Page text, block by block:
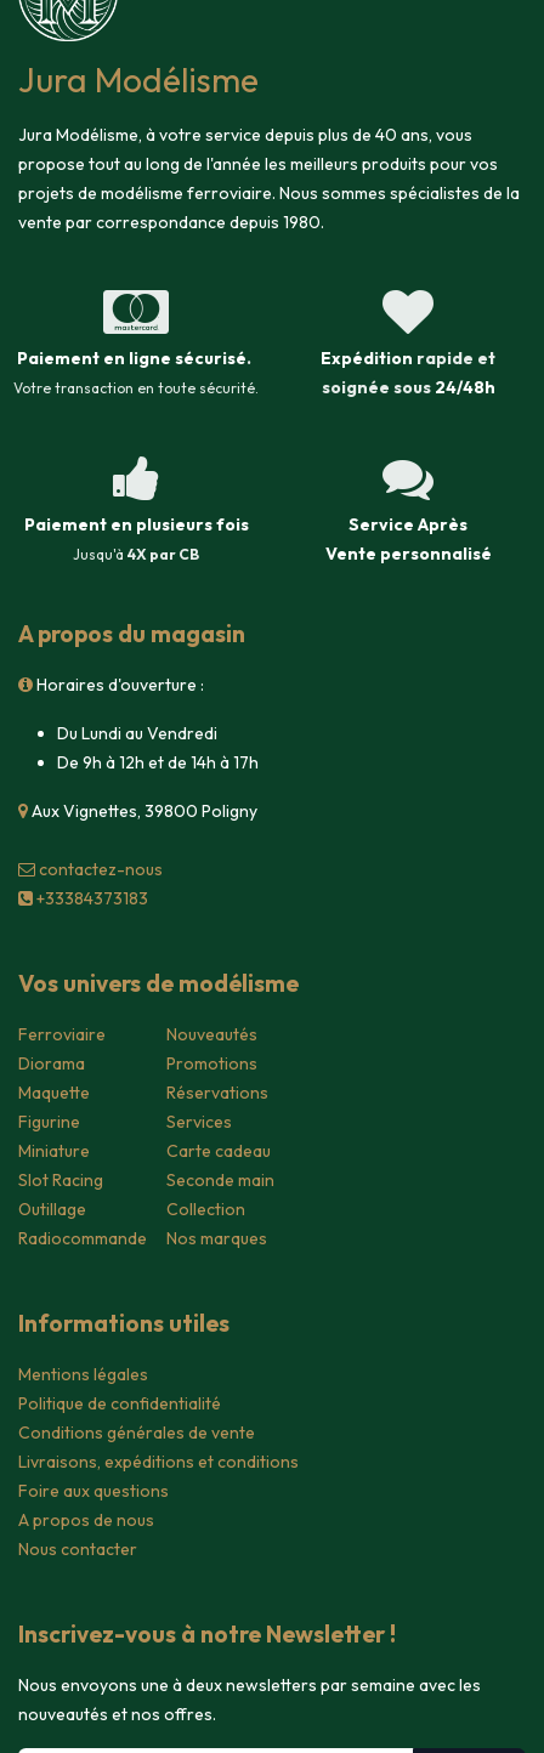
Jura Modélisme
Jura Modélisme, à votre service depuis plus de 40 ans, vous
propose tout au long de l'année les meilleurs produits pour vos
projets de modélisme ferroviaire. Nous sommes spécialistes de la
vente par correspondance depuis 1980.
Paiement en ligne sécurisé.
Votre transaction en toute sécurité.
Expédition rapide et
soignée sous 24/48h
Paiement en plusieurs fois
Jusqu'à 4X par CB
Service Après
Vente personnalisé
A propos du magasin
Horaires d'ouverture :
Du Lundi au Vendredi
De 9h à 12h et de 14h à 17h
Aux Vignettes, 39800 Poligny
contacte​z-nous
+33384373183
Vos univers de modélisme
Ferroviaire
Diorama
Maquette
Figurine
Miniature
Slot Racing
Outillage
Radiocommande
Nouveautés
Promotions
Réservations
Services
Carte cadeau
Seconde main
Collection
Nos marques
Informations utiles
Mentions légales
Politique de confidentialité
Conditions générales de vente
Livraisons, expéditions et conditions
Foire aux questions
A propos de nous
Nous contacter
Inscrivez-vous à notre Newsletter !
Nous envoyons une à deux newsletters par semaine avec les
nouveautés et nos offres.